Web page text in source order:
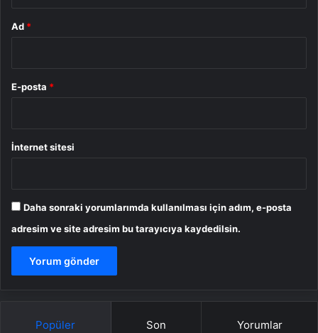
Ad *
E-posta *
İnternet sitesi
Daha sonraki yorumlarımda kullanılması için adım, e-posta
adresim ve site adresim bu tarayıcıya kaydedilsin.
Popüler Son Yorumlar